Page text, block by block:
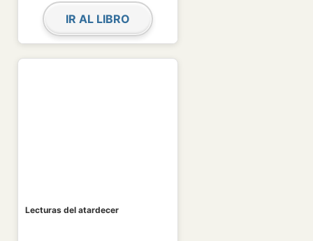
IR AL LIBRO
Lecturas del atardecer